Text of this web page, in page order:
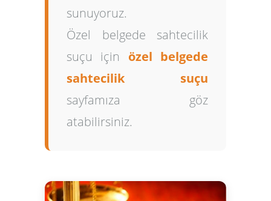
sunuyoruz.
Özel belgede sahtecilik
suçu için özel belgede
sahtecilik suçu
sayfamıza göz
atabilirsiniz.